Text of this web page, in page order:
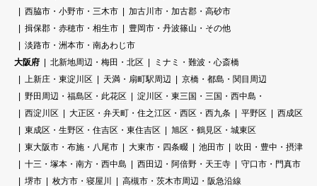
西脇市・小野市・三木市
加古川市・加古郡・高砂市
揖保郡・赤穂市・相生市
豊岡市・丹波篠山・その他
淡路市・洲本市・南あわじ市
大阪府
北新地周辺・梅田・北区
ミナミ・難波・心斎橋
上新庄・東淀川区
天満・扇町駅周辺
京橋・都島・関目周辺
野田周辺・福島区・此花区
淀川区・東三国・三国・西中島・
西淀川区
大正区・弁天町・住之江区・西区・西九条 平野区
西成区
東成区・生野区・住吉区・東住吉区
旭区・鶴見区・城東区
東大阪市・布施・八尾市
大東市・四条畷 池田市
吹田・豊中・摂津
十三・塚本・南方・西中島
西田辺・阿倍野・天王寺
守口市・門真市
堺市
枚方市・寝屋川
高槻市・茨木市周辺・阪急沿線